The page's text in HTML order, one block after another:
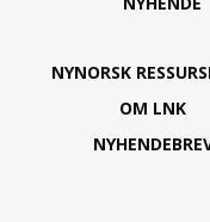
NYNORSK
OM LNK